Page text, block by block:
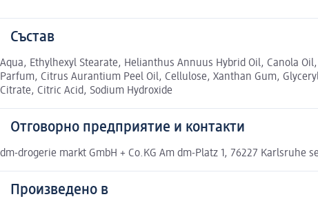
Състав
Aqua, Ethylhexyl Stearate, Helianthus Annuus Hybrid Oil, Canola
Parfum, Citrus Aurantium Peel Oil, Cellulose, Xanthan Gum,
Citrate, Citric Acid, Sodium Hydroxide
Отговорно предприятие и контакти
dm-drogerie markt GmbH + Co.KG Am dm-Platz 1, 76227 Karlsruhe
Произведено в